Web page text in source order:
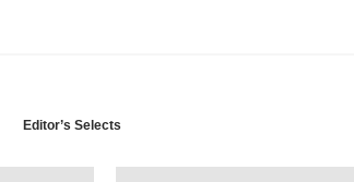
Editor’s Selects